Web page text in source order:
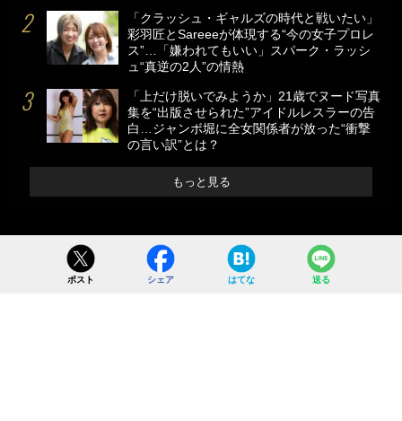
「クラッシュ・ギャルズの時代と戦いたい」
彩羽匠とSareeeが体現する“今の女子プロレ
ス”…「嫌われてもいい」スパーク・ラッシ
ュ“真逆の2人”の情熱
「上だけ脱いでみようか」21歳でヌード写真
集を“出版させられた”アイドルレスラーの告
白…ジャンボ堀に全女関係者が放った“衝撃
の言い訳”とは？
もっと見る
ポスト シェア はてな 送る